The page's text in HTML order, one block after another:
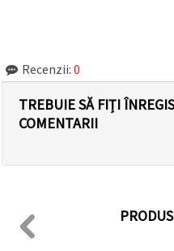
Recenzii: 0
TREBUIE SĂ FIȚI
COMENTARII